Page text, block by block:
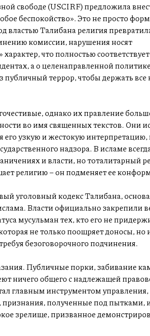
свободе (USCIRF) предложила
беспокойство». Это не просто
властью Талибана религия
комиссии, нарушения носят
что полностью соответствует
а о целенаправленной
террор, чтобы держать все
однако их правление
во имя священных текстов. Они
узкую и жестокую интерпретацию,
надзора. В исламе
и власти, но тоталитарный
религию – он подменяет ее
уголовный кодекс Талибана,
Власти официально закрепили
мусульман тех, кто его не
не только поощряет доносы, но
безоговорочного подчинения.
Публичные порки, забивание
ничего общего с надлежащей
главным инструментом управления,
полученные под пытками,
зрелище, призванное